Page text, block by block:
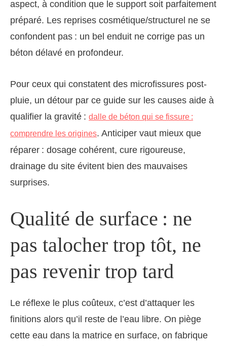
aspect, à condition que le support soit parfaitement
préparé. Les reprises cosmétique/structurel ne se
confondent pas : un bel enduit ne corrige pas un
béton délavé en profondeur.
Pour ceux qui constatent des microfissures post-
pluie, un détour par ce guide sur les causes aide à
qualifier la gravité : dalle de béton qui se fissure :
comprendre les origines. Anticiper vaut mieux que
réparer : dosage cohérent, cure rigoureuse,
drainage du site évitent bien des mauvaises
surprises.
Qualité de surface : ne
pas talocher trop tôt, ne
pas revenir trop tard
Le réflexe le plus coûteux, c’est d’attaquer les
finitions alors qu’il reste de l’eau libre. On piège
cette eau dans la matrice en surface, on fabrique